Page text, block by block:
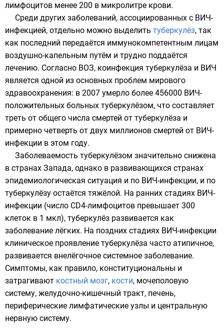
лимфоцитов менее 200 в микролитре крови.
Среди других заболеваний, ассоциированных с ВИЧ-
инфекцией, отдельно можно выделить туберкулёз, так
как последний передаётся иммунокомпетентным лицам
воздушно-капельным путём и трудно поддаётся
лечению. Согласно ВОЗ, коинфекция туберкулёза и ВИЧ
является одной из основных проблем мирового
здравоохранения: в 2007 умерло более 456000 ВИЧ-
положительных больных туберкулёзом, что составляет
треть от общего числа смертей от туберкулёза и
примерно четверть от двух миллионов смертей от ВИЧ-
инфекции в этом году.
Заболеваемость туберкулёзом значительно снижена
в странах Запада, однако в развивающихся странах
эпидемиологическая ситуация и по ВИЧ-инфекции, и по
туберкулёзу остаётся тяжёлой. На ранних стадиях ВИЧ-
инфекции (число CD4-лимфоцитов превышает 300
клеток в 1 мкл), туберкулёз развивается как
заболевание лёгких. На поздних стадиях ВИЧ-инфекции
клиническое проявление туберкулёза часто атипичное,
развивается внелёгочное системное заболевание.
Симптомы, как правило, конституциональны и
затрагивают костный мозг, кости, мочеполовую
систему, желудочно-кишечный тракт, печень,
периферические лимфатические узлы и центральную
нервную систему.